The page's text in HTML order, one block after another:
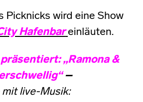
Picknicks wird eine Show
Hafenbar einläuten.
„Ramona &
–
mit live-Musik: